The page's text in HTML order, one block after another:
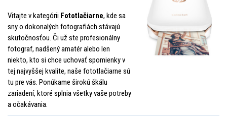
Vitajte v kategórii Fototlačiarne, kde sa
sny o dokonalých fotografiách stávajú
skutočnosťou. Či už ste profesionálny
fotograf, nadšený amatér alebo len
niekto, kto si chce uchovať spomienky v
tej najvyššej kvalite, naše fototlačiarne sú
tu pre vás. Ponúkame širokú škálu
zariadení, ktoré splnia všetky vaše potreby
a očakávania.